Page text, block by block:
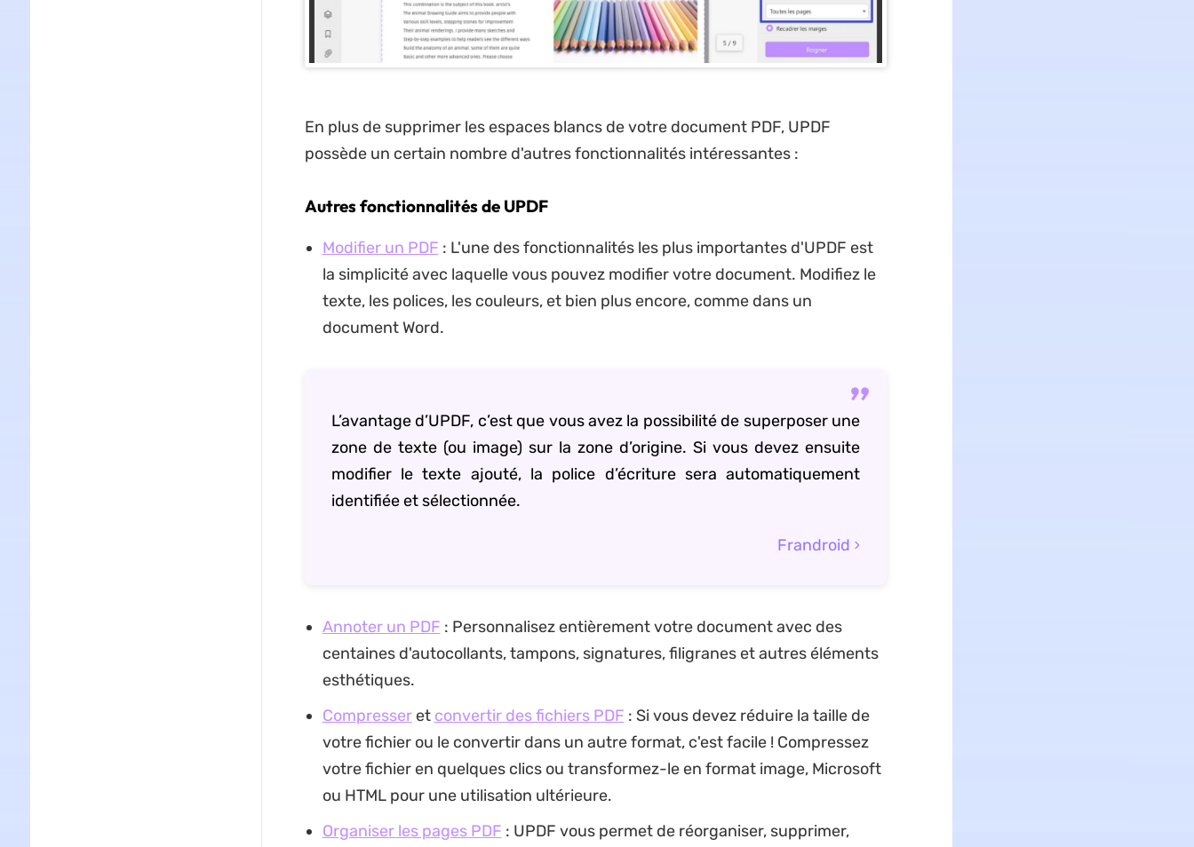
En plus de supprimer les espaces blancs de votre document PDF, UPDF
possède un certain nombre d'autres fonctionnalités intéressantes :
Autres fonctionnalités de UPDF
Modifier un PDF : L'une des fonctionnalités les plus importantes d'UPDF est
la simplicité avec laquelle vous pouvez modifier votre document. Modifiez le
texte, les polices, les couleurs, et bien plus encore, comme dans un
document Word.
L’avantage d’UPDF, c’est que vous avez la possibilité de superposer une
zone de texte (ou image) sur la zone d’origine. Si vous devez ensuite
modifier le texte ajouté, la police d’écriture sera automatiquement
identifiée et sélectionnée.
Frandroid
Annoter un PDF : Personnalisez entièrement votre document avec des
centaines d'autocollants, tampons, signatures, filigranes et autres éléments
esthétiques.
Compresseret convertir des fichiers PDF : Si vous devez réduire la taille de
votre fichier ou le convertir dans un autre format, c'est facile ! Compressez
votre fichier en quelques clics ou transformez-le en format image, Microsoft
ou HTML pour une utilisation ultérieure.
Organiser les pages PDF : UPDF vous permet de réorganiser, supprimer,